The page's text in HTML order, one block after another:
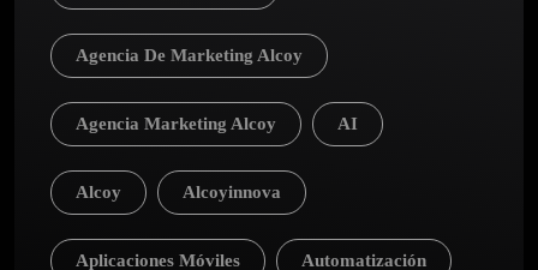
Agencia De Marketing Alcoy
Agencia Marketing Alcoy AI
Alcoy Alcoyinnova
Aplicaciones Móviles Automatización